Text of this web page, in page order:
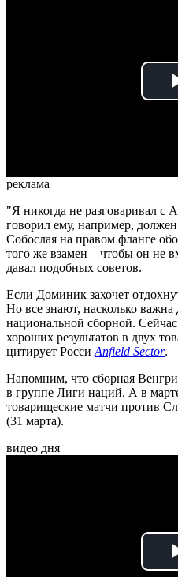
реклама
"Я никогда не разговаривал с
говорил ему, например,
Собослая на правом фланге
того же взамен – чтобы он не
давал подобных советов.
Если Доминик захочет
Но все знают, насколько
национальной сборной.
хороших результатов в двух
цитирует Росси Anfield Sector.
Напомним, что сборная
в группе Лиги наций. А в
товарищеские матчи против
(31 марта).
видео дня